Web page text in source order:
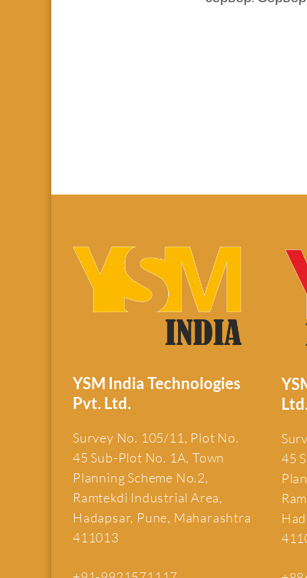
YSM India Technologies
Pvt. Ltd.
Survey No. 105/11, Plot No.
45 Sub-Plot No. 1A, Town
Planning Scheme No.2,
Ramtekdi Industrial Area,
Hadapsar, Pune, Maharashtra
411013
Ltd.
45